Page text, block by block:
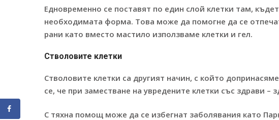
Едновременно се поставят по един слой клетки там,
необходимата форма. Това може да помогне да се
рани като вместо мастило използваме клетки и гел.
Стволовите клетки
Стволовите клетки са другият начин, с който
се, че при заместване на увредените клетки със здрави –
С тяхна помощ може да се избегнат заболявания като